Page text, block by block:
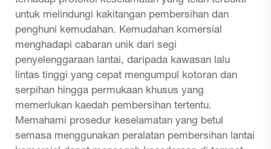
untuk melindungi kakitangan pembersihan dan
penghuni kemudahan. Kemudahan komersial
menghadapi cabaran unik dari segi
penyelenggaraan lantai, daripada kawasan lalu
lintas tinggi yang cepat mengumpul kotoran dan
serpihan hingga permukaan khusus yang
memerlukan kaedah pembersihan tertentu.
Memahami prosedur keselamatan yang betul
semasa menggunakan peralatan pembersihan lantai